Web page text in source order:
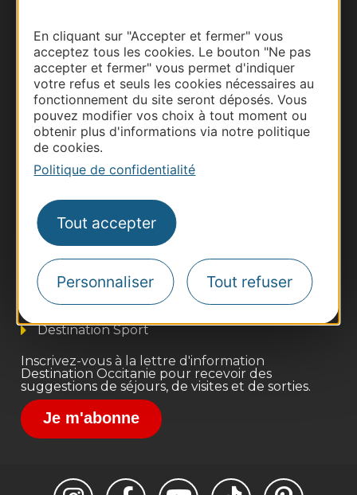
En cliquant sur "Accepter et fermer" vous
acceptez tous les cookies. Le bouton "Ne pas
accepter et fermer" vous permet d'indiquer
votre refus et seuls les cookies nécessaires au
fonctionnement du site seront déposés. Vous
pouvez modifier vos choix à tout moment ou
obtenir plus d'informations via notre politique
de cookies.
Politique de confidentialité
Tout accepter
Personnaliser Tout refuser
Thermalisme
Business/Mice
Pros d'Occitanie
Site presse et d'influence
Voyagistes
Destination Sport
Inscrivez-vous à la lettre d'information
Destination Occitanie pour recevoir des
suggestions de séjours, de visites et de sorties.
Je m'abonne